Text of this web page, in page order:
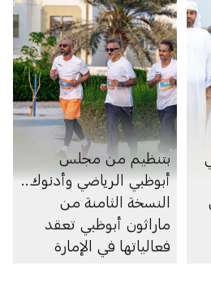
بتنظيم من مجلس
أبوظبي الرياضي وأدنوك..
النسخة الثامنة من
ماراثون أبوظبي تعقد
فعالياتها في الإمارة